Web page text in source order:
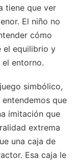
tiene que ver
El niño no
cómo
el equilibrio y
entorno.
simbólico,
que
imitación que
extrema
una caja de
Esa caja le